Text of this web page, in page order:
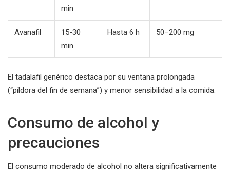
min
Avanafil
15-30
min
Hasta 6 h 50–200 mg
El tadalafil genérico destaca por su ventana prolongada
(“píldora del fin de semana”) y menor sensibilidad a la comida.
Consumo de alcohol y
precauciones
El consumo moderado de alcohol no altera significativamente